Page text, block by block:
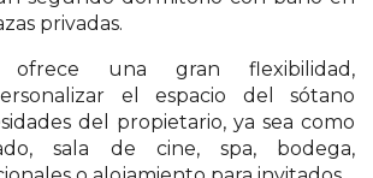
privadas.
ofrece una gran flexibilidad,
el espacio del sótano
del propietario, ya sea como
sala de cine, spa, bodega,